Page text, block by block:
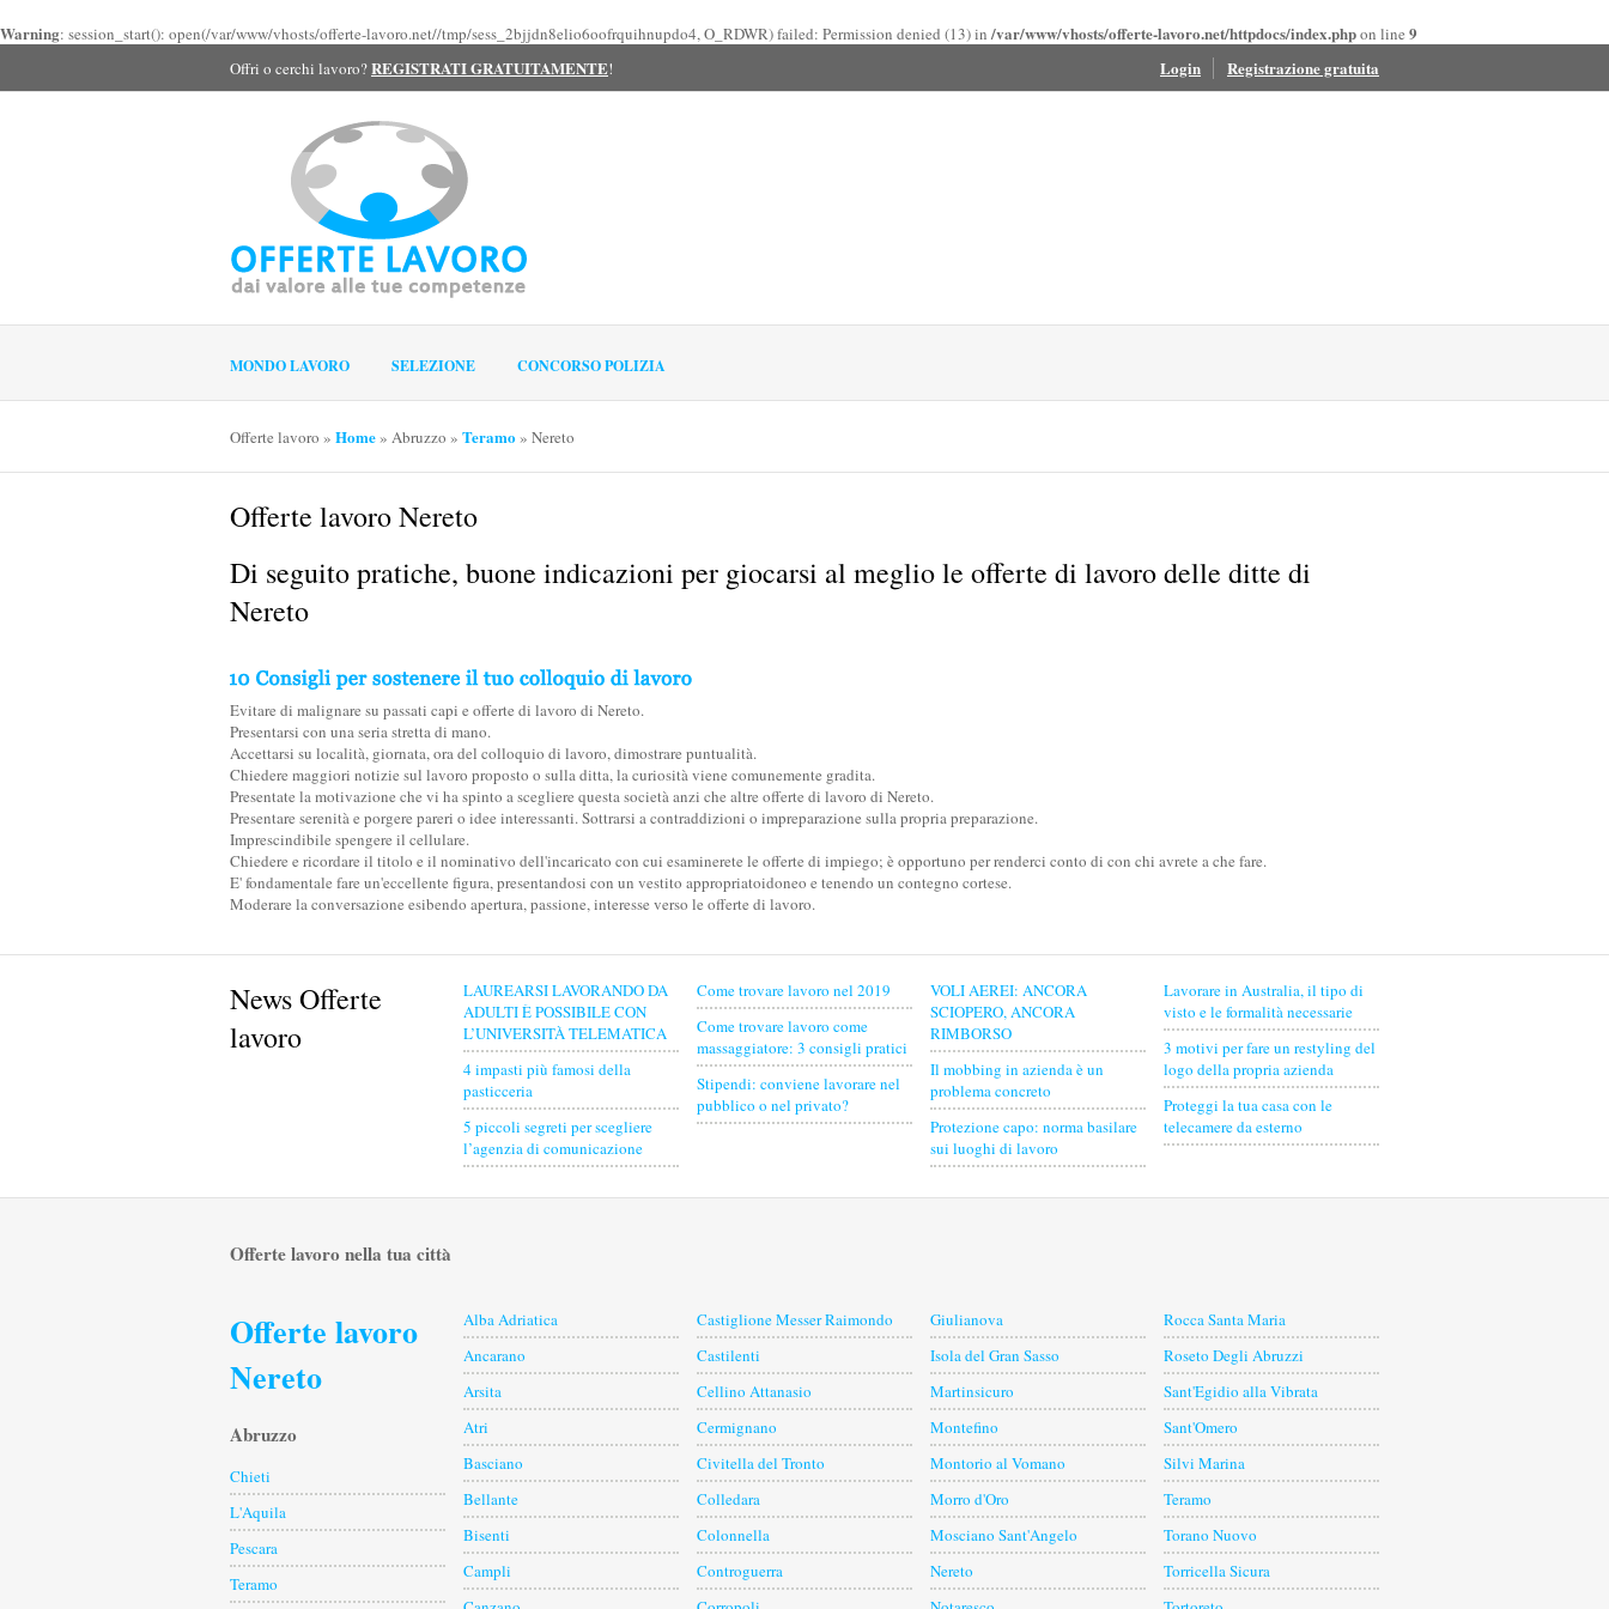
Warning: session_start(): open(/var/www/vhosts/offerte-lavoro.net//tmp/sess_2bjjdn8elio6oofrquihnupdo4, O_RDWR) failed: Permission denied (13) in /var/www/vhosts/offerte-lavoro.net/httpdocs/index.phpon line 9
Offri o cerchi lavoro?REGISTRATI GRATUITAMENTE! Login Registrazione gratuita
MONDO LAVORO SELEZIONE CONCORSO POLIZIA
Offerte lavoro » Home» Abruzzo » Teramo» Nereto
Offerte lavoro Nereto
Di seguito pratiche, buone indicazioni per giocarsi al meglio le offerte di lavoro delle ditte di
Nereto
Evitare di malignare su passati capi e offerte di lavoro di Nereto.
Presentarsi con una seria stretta di mano.
Accettarsi su località, giornata, ora del colloquio di lavoro, dimostrare puntualità.
Chiedere maggiori notizie sul lavoro proposto o sulla ditta, la curiosità viene comunemente gradita.
Presentate la motivazione che vi ha spinto a scegliere questa società anzi che altre offerte di lavoro di Nereto.
Presentare serenità e porgere pareri o idee interessanti. Sottrarsi a contraddizioni o impreparazione sulla propria preparazione.
Imprescindibile spengere il cellulare.
Chiedere e ricordare il titolo e il nominativo dell'incaricato con cui esaminerete le offerte di impiego; è opportuno per renderci conto di con chi avrete a che fare.
E' fondamentale fare un'eccellente figura, presentandosi con un vestito appropriatoidoneo e tenendo un contegno cortese.
Moderare la conversazione esibendo apertura, passione, interesse verso le offerte di lavoro.
News Offerte
lavoro
LAUREARSI LAVORANDO DA
ADULTI È POSSIBILE CON
L’UNIVERSITÀ TELEMATICA
4 impasti più famosi della
pasticceria
5 piccoli segreti per scegliere
l’agenzia di comunicazione
Come trovare lavoro nel 2019
Come trovare lavoro come
massaggiatore: 3 consigli pratici
Stipendi: conviene lavorare nel
pubblico o nel privato?
VOLI AEREI: ANCORA
SCIOPERO, ANCORA
RIMBORSO
Il mobbing in azienda è un
problema concreto
Protezione capo: norma basilare
sui luoghi di lavoro
Lavorare in Australia, il tipo di
visto e le formalità necessarie
3 motivi per fare un restyling del
logo della propria azienda
Proteggi la tua casa con le
telecamere da esterno
Offerte lavoro nella tua città
Offerte lavoro
Nereto
Abruzzo
Chieti
L'Aquila
Pescara
Teramo
Alba Adriatica
Ancarano
Arsita
Atri
Basciano
Bellante
Bisenti
Campli
Castiglione Messer Raimondo
Castilenti
Cellino Attanasio
Cermignano
Civitella del Tronto
Colledara
Colonnella
Controguerra
Giulianova
Isola del Gran Sasso
Martinsicuro
Montefino
Montorio al Vomano
Morro d'Oro
Mosciano Sant'Angelo
Nereto
Rocca Santa Maria
Roseto Degli Abruzzi
Sant'Egidio alla Vibrata
Sant'Omero
Silvi Marina
Teramo
Torano Nuovo
Torricella Sicura